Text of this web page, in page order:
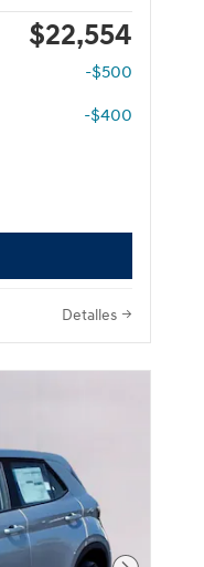
$22,554
-$500
-$400
Detalles